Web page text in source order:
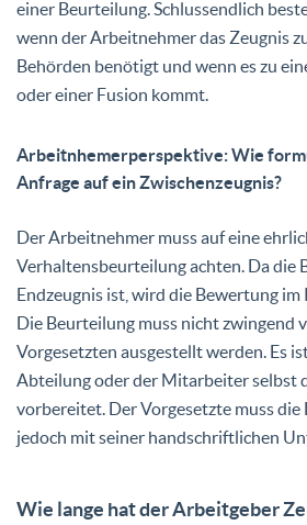
einer Beurteilung. Schlussendlich
wenn der Arbeitnehmer das Zeugnis
Behörden benötigt und wenn es zu
oder einer Fusion kommt.
Arbeitnhemerperspektive: Wie
Anfrage auf ein Zwischenzeugnis?
Der Arbeitnehmer muss auf eine
Verhaltensbeurteilung achten. Da die
Endzeugnis ist, wird die Bewertung
Die Beurteilung muss nicht zwingend
Vorgesetzten ausgestellt werden. Es
Abteilung oder der Mitarbeiter selbst
vorbereitet. Der Vorgesetzte muss
jedoch mit seiner handschriftlichen
Wie lange hat der Arbeitgeber